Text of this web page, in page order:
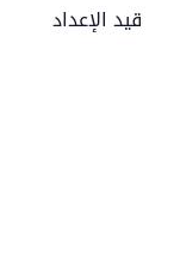
قيد الإعداد